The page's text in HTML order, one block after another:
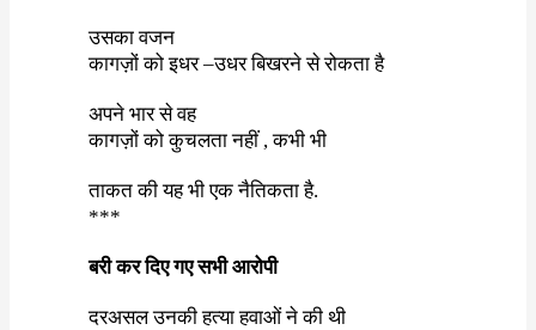
उसका वजन
कागज़ों को इधर–उधर बिखरने से रोकता है
अपने भार से वह
कागज़ों को कुचलता नहीं,कभी भी
ताकत की यह भी एक नैतिकता है.
***
बरी कर दिए गए सभी आरोपी
दरअसल उनकी हत्या हवाओं ने की थी